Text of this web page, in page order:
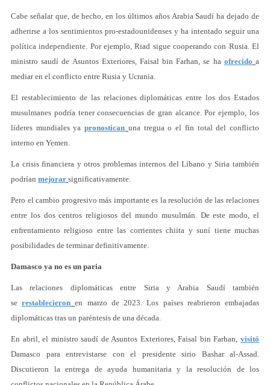
Cabe señalar que, de hecho, en los últimos años Arabia Saudí ha dejado de
adherirse a los sentimientos pro-estadounidenses y ha intentado seguir una
política independiente. Por ejemplo, Riad sigue cooperando con Rusia. El
ministro saudí de Asuntos Exteriores, Faisal bin Farhan, se ha ofrecido a
mediar en el conflicto entre Rusia y Ucrania.
El restablecimiento de las relaciones diplomáticas entre los dos Estados
musulmanes podría tener consecuencias de gran alcance. Por ejemplo, los
líderes mundiales yapronostican una tregua o el fin total del conflicto
interno en Yemen.
La crisis financiera y otros problemas internos del Líbano y Siria también
podrían mejorar significativamente.
Pero el cambio progresivo más importante es la resolución de las relaciones
entre los dos centros religiosos del mundo musulmán. De este modo, el
enfrentamiento religioso entre las corrientes chiita y suní tiene muchas
posibilidades de terminar definitivamente.
Damasco ya no es un paria
Las relaciones diplomáticas entre Siria y Arabia Saudí también
serestablecieron en marzo de 2023. Los países reabrieron embajadas
diplomáticas tras un paréntesis de una década.
En abril, el ministro saudí de Asuntos Exteriores, Faisal bin Farhan, visitó
Damasco para entrevistarse con el presidente sirio Bashar al-Assad.
Discutieron la entrega de ayuda humanitaria y la resolución de los